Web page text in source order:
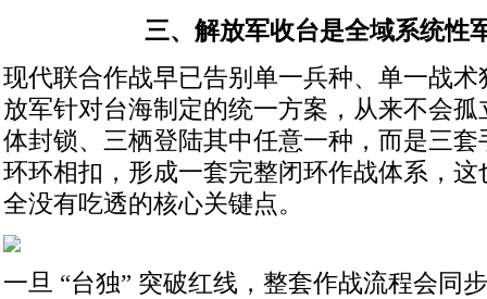
三、解放军收台是全域系统性
现代联合作战早已告别单一兵种、单一战
放军针对台海制定的统一方案，从来不会
体封锁、三栖登陆其中任意一种，而是三
环环相扣，形成一套完整闭环作战体系，
全没有吃透的核心关键点。
一旦 “台独” 突破红线，整套作战流程会同